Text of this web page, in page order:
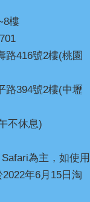
樓
路416號2樓(桃園
路394號2樓(中壢
不休息)
為主，如使用
年6月15日淘